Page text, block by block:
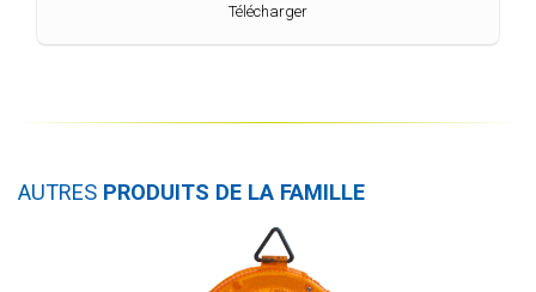
Télécharger
AUTRES PRODUITS DE LA FAMILLE